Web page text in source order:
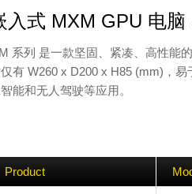
入式 MXM GPU 电脑
系列 是一款坚固、紧凑、高性能
有 W260 x D200 x H85 (mm)，
能和无人驾驶等应用。
Product